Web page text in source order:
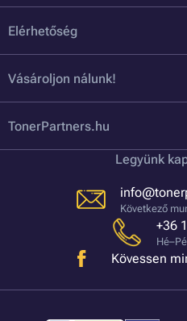
Elérhetőség
Vásároljon nálunk!
TonerPartners.hu
Legyünk
Következő
+36
Kövessen